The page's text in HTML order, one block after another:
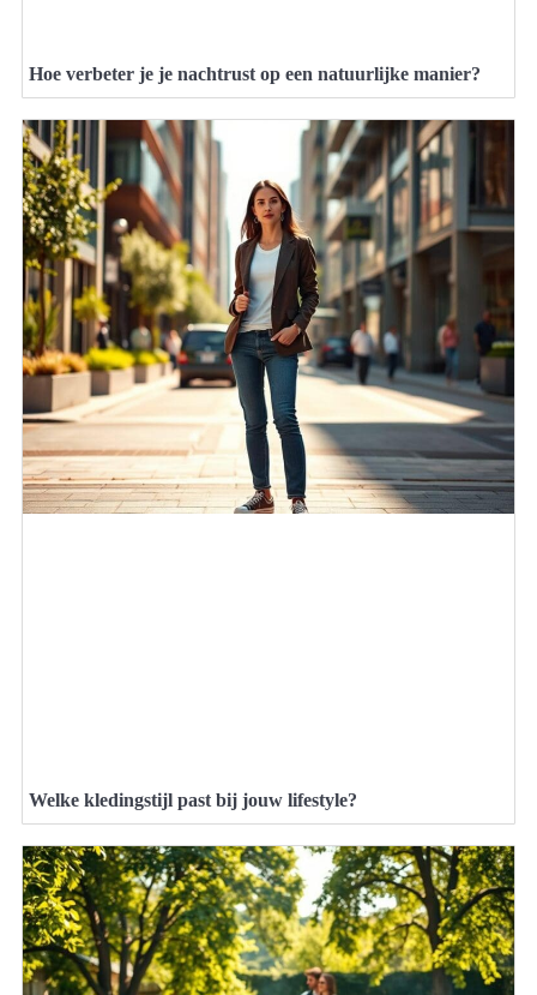
Hoe verbeter je je nachtrust op een natuurlijke manier?
Welke kledingstijl past bij jouw lifestyle?